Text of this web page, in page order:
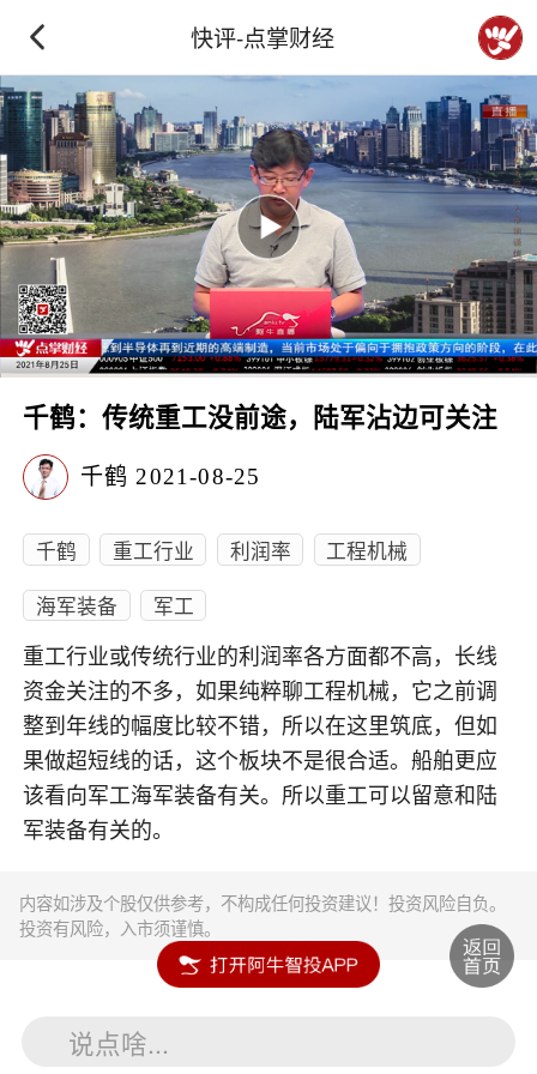
快评-点掌财经
千鹤：传统重工没前途，陆军沾边可关注
千鹤 2021-08-25
千鹤 重工行业 利润率
工程机械
海军装备
军工
重工行业或传统行业的利润率各方面都不高，长线
资金关注的不多，如果纯粹聊工程机械，它之前调
整到年线的幅度比较不错，所以在这里筑底，但如
果做超短线的话，这个板块不是很合适。船舶更应
该看向军工海军装备有关。所以重工可以留意和陆
军装备有关的。
内容如涉及个股仅供参考，不构成任何投资建议！投资风险自负。
投资有风险，入市须谨慎。
说点啥...